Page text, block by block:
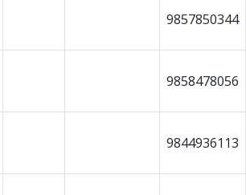
9857850344
9858478056
9844936113